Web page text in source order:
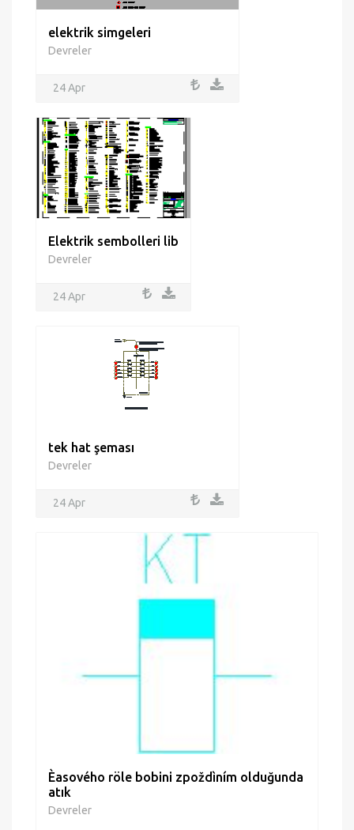
elektrik simgeleri
Devreler
24 Apr
Elektrik sembolleri lib
Devreler
24 Apr
tek hat şeması
Devreler
24 Apr
Èasového röle bobini zpoždìním olduğunda
atık
Devreler